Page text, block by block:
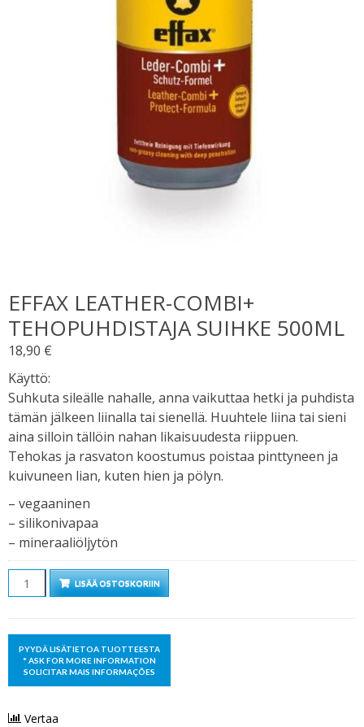
EFFAX LEATHER-COMBI+
TEHOPUHDISTAJA SUIHKE 500ML
18,90 €
Käyttö:
Suhkuta sileälle nahalle, anna vaikuttaa hetki ja puhdista
tämän jälkeen liinalla tai sienellä. Huuhtele liina tai sieni
aina silloin tällöin nahan likaisuudesta riippuen.
Tehokas ja rasvaton koostumus poistaa pinttyneen ja
kuivuneen lian, kuten hien ja pölyn.
– vegaaninen
– silikonivapaa
– mineraaliöljytön
Määrä LISÄÄ OSTOSKORIIN
Vertaa